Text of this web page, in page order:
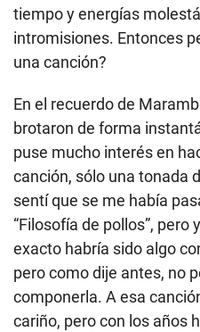
tiempo y energías
intromisiones. Entonces
una canción?
En el recuerdo de
brotaron de forma
puse mucho interés en
canción, sólo una tonada
sentí que se me había
“Filosofía de pollos”,
exacto habría sido algo
pero como dije antes, no
componerla. A esa
cariño, pero con los años